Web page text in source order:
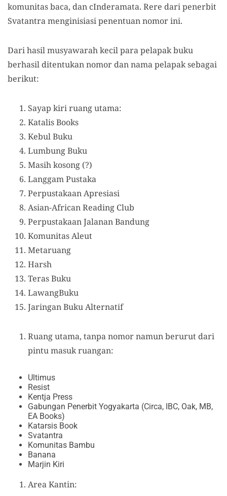
komunitas baca, dan cInderamata. Rere dari penerbit
Svatantra menginisiasi penentuan nomor ini.
Dari hasil musyawarah kecil para pelapak buku
berhasil ditentukan nomor dan nama pelapak sebagai
berikut:
Sayap kiri ruang utama:
Katalis Books
Kebul Buku
Lumbung Buku
Masih kosong (?)
Langgam Pustaka
Perpustakaan Apresiasi
Asian-African Reading Club
Perpustakaan Jalanan Bandung
Komunitas Aleut
Metaruang
Harsh
Teras Buku
LawangBuku
Jaringan Buku Alternatif
Ruang utama, tanpa nomor namun berurut dari
pintu masuk ruangan:
Ultimus
Resist
Kentja Press
Gabungan Penerbit Yogyakarta (Circa, IBC, Oak, MB,
EA Books)
Katarsis Book
Svatantra
Komunitas Bambu
Banana
Marjin Kiri
Area Kantin: